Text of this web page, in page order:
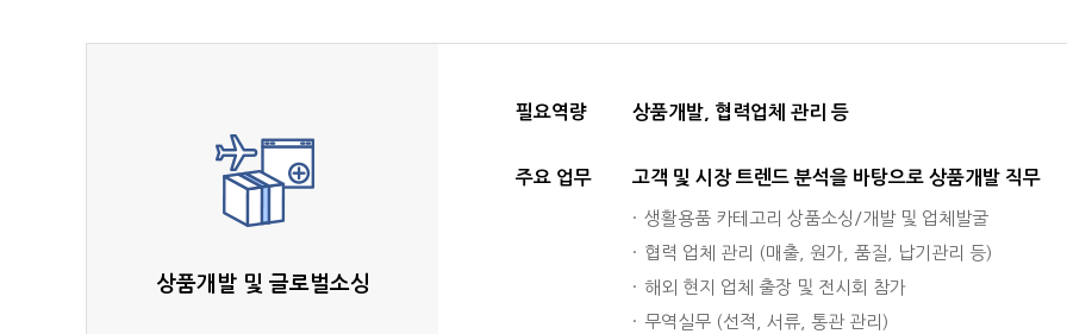
상품개발 및 글로벌소싱
필요역량 상품개발, 협력업체 관리 등
주요 업무 고객 및 시장 트렌드 분석을 바탕으로 상품개발 직무
생활용품 카테고리 상품소싱/개발 및 업체발굴
협력 업체 관리 (매출, 원가, 품질, 납기관리 등)
해외 현지 업체 출장 및 전시회 참가
무역실무 (선적, 서류, 통관 관리)